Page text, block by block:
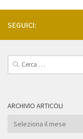
SEGUICI:
Ricerca
per:
ARCHIVIO ARTICOLI
Archivio